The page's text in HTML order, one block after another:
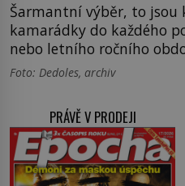
Šarmantní výběr, to jsou
kamarádky do každého
nebo letního ročního
Foto: Dedoles, archiv
PRÁVĚ V PRODEJI